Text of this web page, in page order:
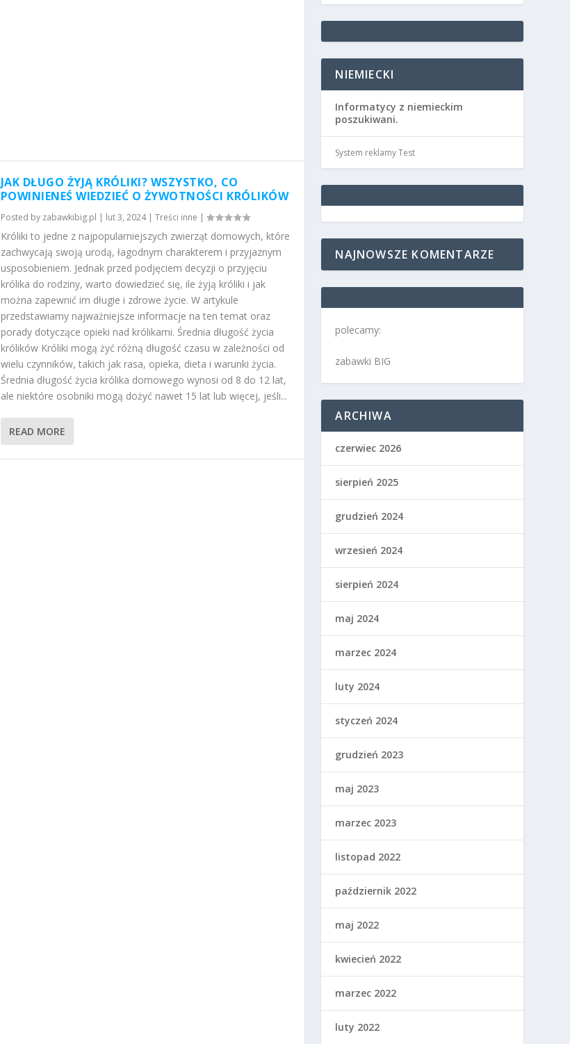
JAK DŁUGO ŻYJĄ KRÓLIKI? WSZYSTKO, CO
POWINIENEŚ WIEDZIEĆ O ŻYWOTNOŚCI KRÓLIKÓW
Posted by zabawkibig.pl | lut 3, 2024| Treści inne |
Króliki to jedne z najpopularniejszych zwierząt domowych, które
zachwycają swoją urodą, łagodnym charakterem i przyjaznym
usposobieniem. Jednak przed podjęciem decyzji o przyjęciu
królika do rodziny, warto dowiedzieć się, ile żyją króliki i jak
można zapewnić im długie i zdrowe życie. W artykule
przedstawiamy najważniejsze informacje na ten temat oraz
porady dotyczące opieki nad królikami. Średnia długość życia
królików Króliki mogą żyć różną długość czasu w zależności od
wielu czynników, takich jak rasa, opieka, dieta i warunki życia.
Średnia długość życia królika domowego wynosi od 8 do 12 lat,
ale niektóre osobniki mogą dożyć nawet 15 lat lub więcej, jeśli...
READ MORE
NIEMIECKI
Informatycy z niemieckim
poszukiwani.
System reklamy Test
NAJNOWSZE KOMENTARZE
polecamy:
zabawki BIG
ARCHIWA
czerwiec 2026
sierpień 2025
grudzień 2024
wrzesień 2024
sierpień 2024
maj 2024
marzec 2024
luty 2024
styczeń 2024
grudzień 2023
maj 2023
marzec 2023
listopad 2022
październik 2022
maj 2022
kwiecień 2022
marzec 2022
luty 2022